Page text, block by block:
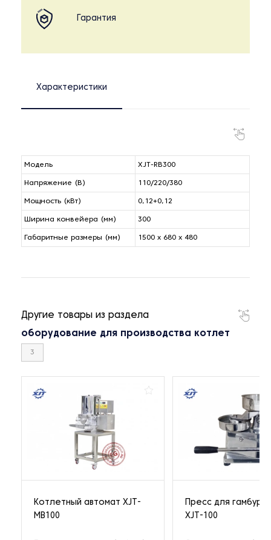
Гарантия
Характеристики
Модель XJT-RB300
Напряжение (В) 110/220/380
Мощность (кВт) 0,12+0,12
Ширина конвейера (мм) 300
Габаритные размеры (мм) 1500 x 680 x 480
Другие товары из раздела
оборудование для производства котлет
3
Котлетный автомат XJT-
MB100
Пресс для
XJT-100